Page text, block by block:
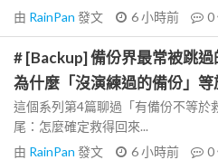
由 RainPan 發文 6 小時前 0
# [Backup] 備份界最常被跳
為什麼「沒演練過的備份」等
這個系列第4篇聊過「有備份不等於
尾：怎麼確定救得回來...
由 RainPan 發文 6 小時前 0